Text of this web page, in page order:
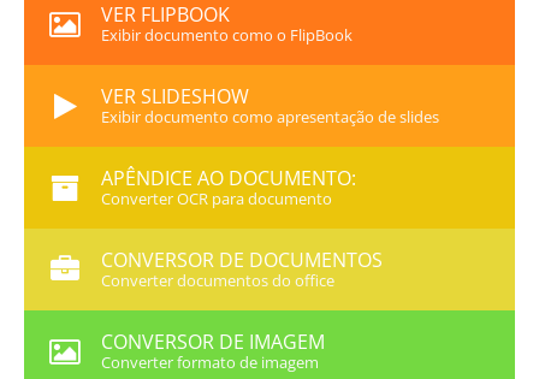
VER FLIPBOOK
Exibir documento como o FlipBook
VER SLIDESHOW
Exibir documento como apresentação de slides
APÊNDICE AO DOCUMENTO:
Converter OCR para documento
CONVERSOR DE DOCUMENTOS
Converter documentos do office
CONVERSOR DE IMAGEM
Converter formato de imagem